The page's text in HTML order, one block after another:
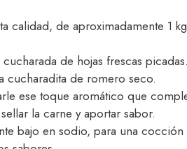
calidad, de aproximadamente 1
de hojas frescas
cucharadita de romero seco.
ese toque aromático que
la carne y aportar sabor.
bajo en sodio, para una cocción